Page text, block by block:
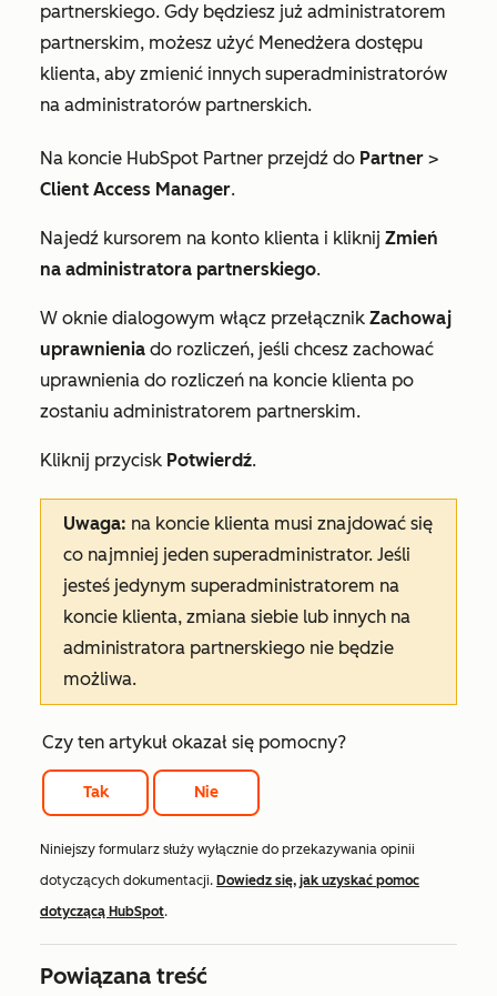
partnerskiego. Gdy będziesz już administratorem
partnerskim, możesz użyć Menedżera dostępu
klienta, aby zmienić innych superadministratorów
na administratorów partnerskich.
Na koncie HubSpot Partner przejdź do Partner >
Client Access Manager.
Najedź kursorem na konto klienta i kliknij Zmień
na administratora partnerskiego.
W oknie dialogowym włącz przełącznik Zachowaj
uprawnienia do rozliczeń, jeśli chcesz zachować
uprawnienia do rozliczeń na koncie klienta po
zostaniu administratorem partnerskim.
Kliknij przycisk Potwierdź.
Uwaga: na koncie klienta musi znajdować się
co najmniej jeden superadministrator. Jeśli
jesteś jedynym superadministratorem na
koncie klienta, zmiana siebie lub innych na
administratora partnerskiego nie będzie
możliwa.
Czy ten artykuł okazał się pomocny?
Tak Nie
Niniejszy formularz służy wyłącznie do przekazywania opinii
dotyczących dokumentacji. Dowiedz się, jak uzyskać pomoc
dotyczącą HubSpot.
Powiązana treść